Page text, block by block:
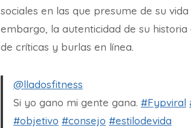
sociales en las que presume de su
embargo, la autenticidad de su
de críticas y burlas en línea.
@lladosfitness
Si yo gano mi gente gana. #Fypviral
#objetivo #consejo #estilodevida